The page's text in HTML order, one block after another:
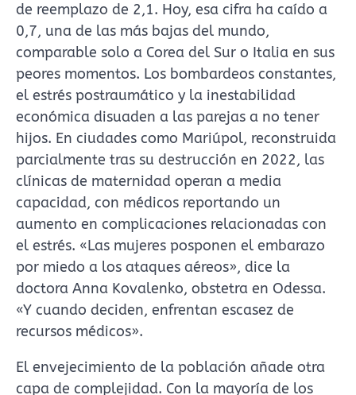
de reemplazo de 2,1. Hoy, esa cifra ha caído a
0,7, una de las más bajas del mundo,
comparable solo a Corea del Sur o Italia en sus
peores momentos. Los bombardeos constantes,
el estrés postraumático y la inestabilidad
económica disuaden a las parejas a no tener
hijos. En ciudades como Mariúpol, reconstruida
parcialmente tras su destrucción en 2022, las
clínicas de maternidad operan a media
capacidad, con médicos reportando un
aumento en complicaciones relacionadas con
el estrés. «Las mujeres posponen el embarazo
por miedo a los ataques aéreos», dice la
doctora Anna Kovalenko, obstetra en Odessa.
«Y cuando deciden, enfrentan escasez de
recursos médicos».
El envejecimiento de la población añade otra
capa de complejidad. Con la mayoría de los